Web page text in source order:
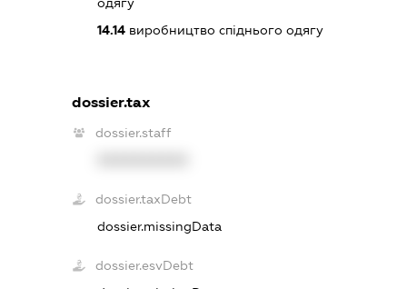
14.14виробництво спіднього одягу
dossier.tax
dossier.staff
dossier.taxDebt
dossier.missingData
dossier.esvDebt